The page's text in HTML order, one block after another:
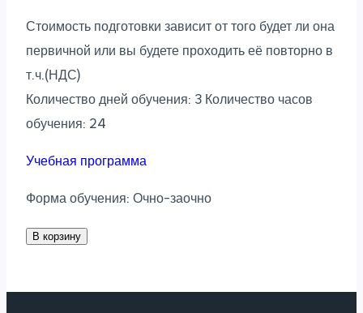
Стоимость подготовки зависит от того будет ли она
первичной или вы будете проходить её повторно в
т.ч.(НДС)
Количество дней обучения: 3 Количество часов
обучения: 24
Учебная программа
Форма обучения: Очно-заочно
В корзину